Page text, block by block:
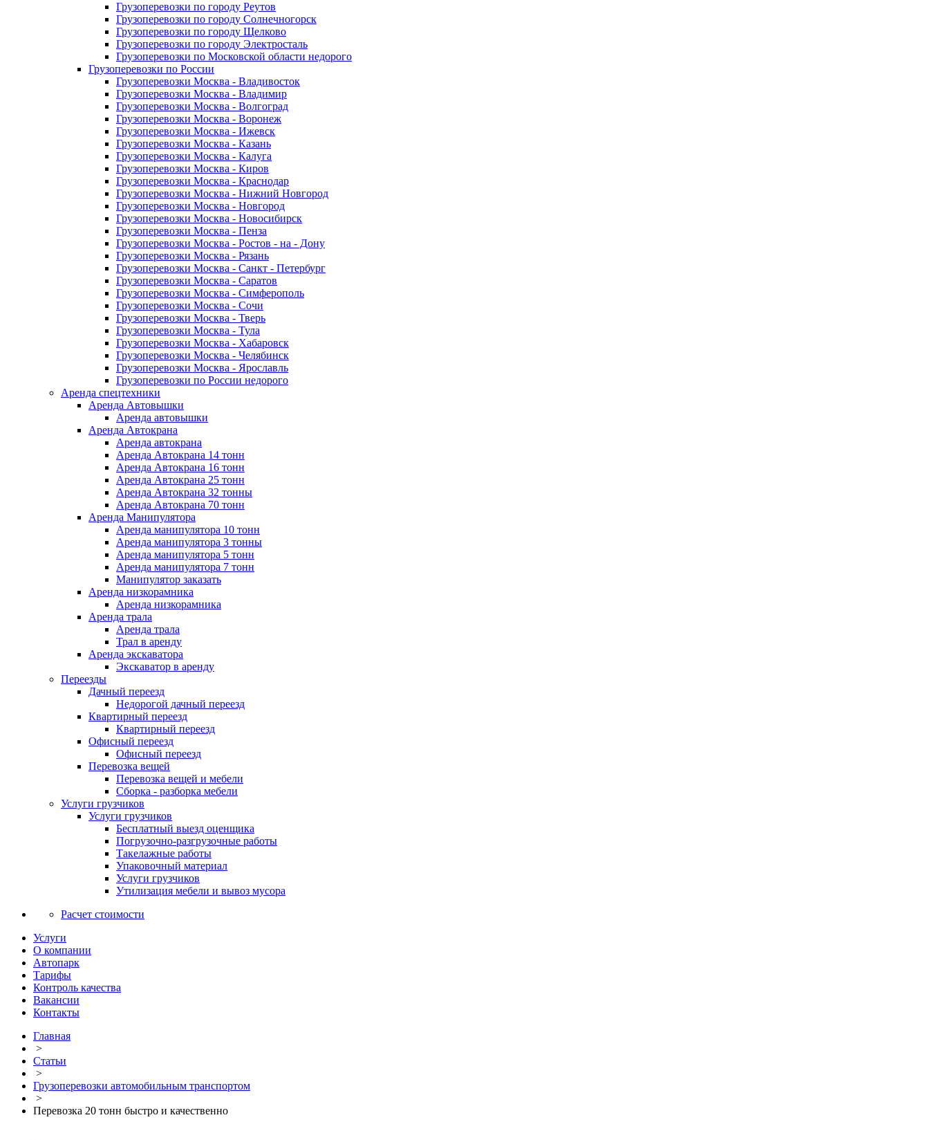
Грузоперевозки по городу Реутов
Грузоперевозки по городу Солнечногорск
Грузоперевозки по городу Щелково
Грузоперевозки по городу Электросталь
Грузоперевозки по Московской области недорого
Грузоперевозки по России
Грузоперевозки Москва - Владивосток
Грузоперевозки Москва - Владимир
Грузоперевозки Москва - Волгоград
Грузоперевозки Москва - Воронеж
Грузоперевозки Москва - Ижевск
Грузоперевозки Москва - Казань
Грузоперевозки Москва - Калуга
Грузоперевозки Москва - Киров
Грузоперевозки Москва - Краснодар
Грузоперевозки Москва - Нижний Новгород
Грузоперевозки Москва - Новгород
Грузоперевозки Москва - Новосибирск
Грузоперевозки Москва - Пенза
Грузоперевозки Москва - Ростов - на - Дону
Грузоперевозки Москва - Рязань
Грузоперевозки Москва - Санкт - Петербург
Грузоперевозки Москва - Саратов
Грузоперевозки Москва - Симферополь
Грузоперевозки Москва - Сочи
Грузоперевозки Москва - Тверь
Грузоперевозки Москва - Тула
Грузоперевозки Москва - Хабаровск
Грузоперевозки Москва - Челябинск
Грузоперевозки Москва - Ярославль
Грузоперевозки по России недорого
Аренда спецтехники
Аренда Автовышки
Аренда автовышки
Аренда Автокрана
Аренда автокрана
Аренда Автокрана 14 тонн
Аренда Автокрана 16 тонн
Аренда Автокрана 25 тонн
Аренда Автокрана 32 тонны
Аренда Автокрана 70 тонн
Аренда Манипулятора
Аренда манипулятора 10 тонн
Аренда манипулятора 3 тонны
Аренда манипулятора 5 тонн
Аренда манипулятора 7 тонн
Манипулятор заказать
Аренда низкорамника
Аренда низкорамника
Аренда трала
Аренда трала
Трал в аренду
Аренда экскаватора
Экскаватор в аренду
Переезды
Дачный переезд
Недорогой дачный переезд
Квартирный переезд
Квартирный переезд
Офисный переезд
Офисный переезд
Перевозка вещей
Перевозка вещей и мебели
Сборка - разборка мебели
Услуги грузчиков
Услуги грузчиков
Бесплатный выезд оценщика
Погрузочно-разгрузочные работы
Такелажные работы
Упаковочный материал
Услуги грузчиков
Утилизация мебели и вывоз мусора
Расчет стоимости
Услуги
О компании
Автопарк
Тарифы
Контроль качества
Вакансии
Контакты
Главная
>
Статьи
>
Грузоперевозки автомобильным транспортом
>
Перевозка 20 тонн быстро и качественно